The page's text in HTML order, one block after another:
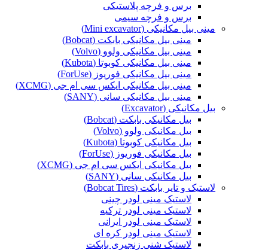
برس و فرچه پلاستیکی
برس و فرچه سیمی
مینی بیل مکانیکی (Mini excavator)
مینی بیل مکانیکی بابکت (Bobcat)
مینی بیل مکانیکی ولوو (Volvo)
مینی بیل مکانیکی کوبوتا (Kubota)
مینی بیل مکانیکی فوریوز (ForUse)
مینی بیل مکانیکی ایکس سی ام جی (XCMG)
مینی بیل مکانیکی سانی (SANY)
بیل مکانیکی (Excavator)
بیل مکانیکی بابکت (Bobcat)
بیل مکانیکی ولوو (Volvo)
بیل مکانیکی کوبوتا (Kubota)
بیل مکانیکی فوریوز (ForUse)
بیل مکانیکی ایکس سی ام جی (XCMG)
بیل مکانیکی سانی (SANY)
لاستیک و تایر بابکت (Bobcat Tires)
لاستیک مینی لودر چینی
لاستیک مینی لودر ترکیه
لاستیک مینی لودر ایرانی
لاستیک مینی لودر کره ای
لاستیک شنی زنجیری بابکت